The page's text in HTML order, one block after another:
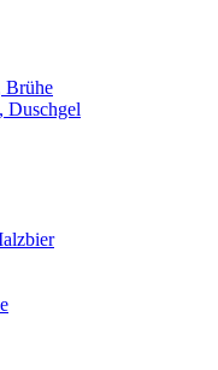
Brühe
Duschgel